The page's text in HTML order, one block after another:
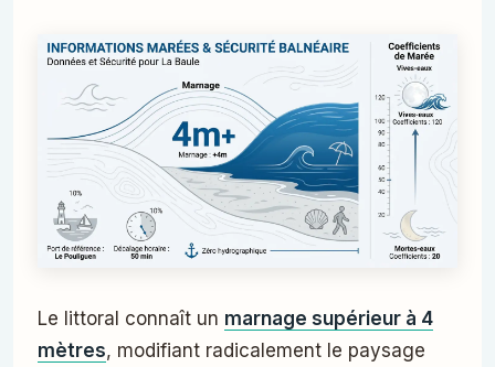
Le littoral connaît un marnage supérieur à 4
mètres, modifiant radicalement le paysage